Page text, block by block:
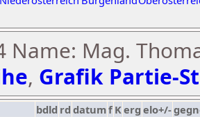
Name: Mag.
, Grafik Partie-
bdld rd datumf Kerg elo+/-